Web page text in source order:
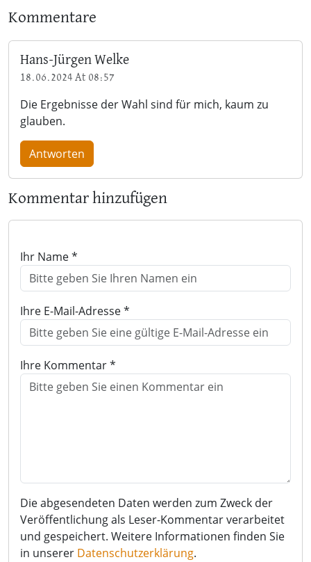
Kommentare
Hans-Jürgen Welke
18.06.2024 At 08:57
Die Ergebnisse der Wahl sind für mich, kaum zu
glauben.
Antworten
Kommentar hinzufügen
Ihr Name *
Ihre E-Mail-Adresse *
Ihre Kommentar *
Die abgesendeten Daten werden zum Zweck der
Veröffentlichung als Leser-Kommentar verarbeitet
und gespeichert. Weitere Informationen finden Sie
in unserer Datenschutzerklärung.